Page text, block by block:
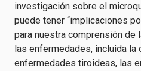
investigación sobre el
puede tener “implicaciones
para nuestra comprensión de
las enfermedades, incluida la
enfermedades tiroideas, las